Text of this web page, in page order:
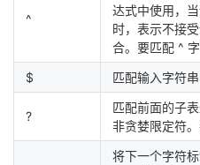
^
达式中使用，
时，表示不接
合。要匹配 ^
$
匹配输入字符
?
匹配前面的子
非贪婪限定符
将下一个字符